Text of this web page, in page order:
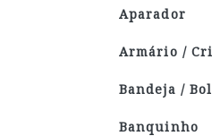
Aparador
Armário /
Bandeja /
Banquinho